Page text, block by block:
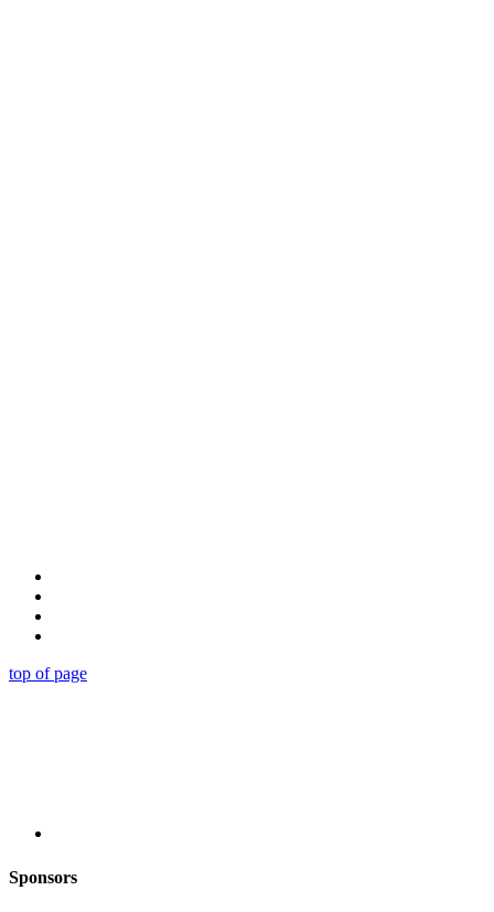
top of page
Sponsors